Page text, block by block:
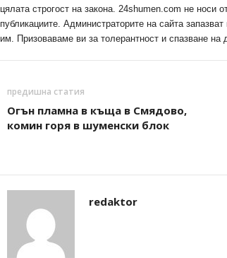
цялата строгост на закона. 24shumen.com не носи
публикациите. Администраторите на сайта
им. Призоваваме ви за толерантност и спазване на
предишна статия
Огън пламна в къща в Смядово,
комин горя в шуменски блок
redaktor